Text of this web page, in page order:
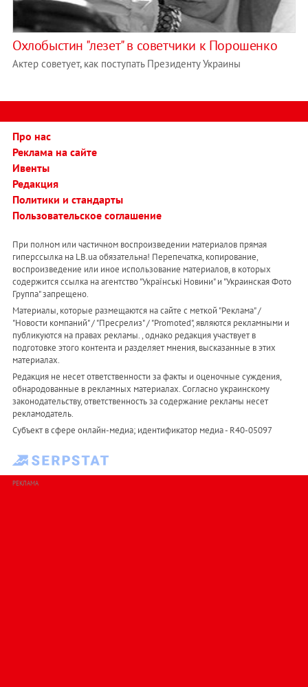
Охлобыстин "лезет" в советчики к Порошенко
Актер советует, как поступать Президенту Украины
Про нас
Реклама на сайте
Ивенты
Редакция
Политики и стандарты
Пользовательское соглашение
При полном или частичном воспроизведении материалов прямая
гиперссылка на LB.ua обязательна! Перепечатка, копирование,
воспроизведение или иное использование материалов, в которых
содержится ссылка на агентство "Українськi Новини" и "Украинская Фото
Группа" запрещено.
Материалы, которые размещаются на сайте с меткой "Реклама" /
"Новости компаний" / "Пресрелиз" / "Promoted", являются рекламными и
публикуются на правах рекламы. , однако редакция участвует в
подготовке этого контента и разделяет мнения, высказанные в этих
материалах.
Редакция не несет ответственности за факты и оценочные суждения,
обнародованные в рекламных материалах. Согласно украинскому
законодательству, ответственность за содержание рекламы несет
рекламодатель.
Субъект в сфере онлайн-медиа; идентификатор медиа - R40-05097
РЕКЛАМА